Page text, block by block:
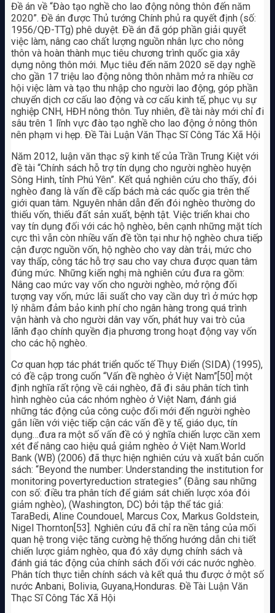
Đề án về “Đào tạo nghề cho lao động nông thôn đến năm
2020”. Đề án được Thủ tướng Chính phủ ra quyết định (số:
1956/QĐ-TTg) phê duyệt. Đề án đã góp phần giải quyết
việc làm, nâng cao chất lượng nguồn nhân lực cho nông
thôn và hoàn thành mục tiêu chương trình quốc gia xây
dựng nông thôn mới. Mục tiêu đến năm 2020 sẽ dạy nghề
cho gần 17 triệu lao động nông thôn nhằm mở ra nhiều cơ
hội việc làm và tạo thu nhập cho người lao động, góp phần
chuyển dịch cơ cấu lao động và cơ cấu kinh tế, phục vụ sự
nghiệp CNH, HĐH nông thôn. Tuy nhiên, đề tài này mới chỉ đi
sâu trên 1 lĩnh vực đào tạo nghề cho lao động ở nông thôn
nên phạm vi hẹp. Đề Tài Luận Văn Thạc Sĩ Công Tác Xã Hội
Năm 2012, luận văn thạc sỹ kinh tế của Trần Trung Kiệt với
đề tài “Chính sách hỗ trợ tín dụng cho người nghèo huyện
Sông Hinh, tỉnh Phú Yên”. Kết quả nghiên cứu cho thấy, đói
nghèo đang là vấn đề cấp bách mà các quốc gia trên thế
giới quan tâm. Nguyên nhân dẫn đến đói nghèo thường do
thiếu vốn, thiếu đất sản xuất, bệnh tật. Việc triển khai cho
vay tín dụng đối với các hộ nghèo, bên cạnh những mặt tích
cực thì vẫn còn nhiều vấn đề tồn tại như hộ nghèo chưa tiếp
cận được nguồn vốn, hộ nghèo cho vay dàn trải, mức cho
vay thấp, công tác hỗ trợ sau cho vay chưa được quan tâm
đúng mức. Những kiến nghị mà nghiên cứu đưa ra gồm:
Nâng cao mức vay vốn cho người nghèo, mở rộng đối
tượng vay vốn, mức lãi suất cho vay cần duy trì ở mức hợp
lý nhằm đảm bảo kinh phí cho ngân hàng trong quá trình
vận hành và cho người dân vay vốn, phát huy vai trò của
lãnh đạo chính quyền địa phương trong hoạt động vay vốn
cho các hộ nghèo.
Cơ quan hợp tác phát triển quốc tế Thụy Điển (SIDA) (1995),
có đề cập trong cuốn “Vấn đề nghèo ở Việt Nam”[50] một
định nghĩa rất rộng về cái nghèo, đã đi sâu phân tích tình
hình nghèo của các nhóm nghèo ở Việt Nam, đánh giá
những tác động của công cuộc đổi mới đến người nghèo
gắn liền với việc tiếp cận các vấn đề y tế, giáo dục, tín
dụng…đưa ra một số vấn đề có ý nghĩa chiến lược cần xem
xét để nâng cao hiệu quả giảm nghèo ở Việt Nam.World
Bank (WB) (2006) đã thực hiện nghiên cứu và xuất bản cuốn
sách: “Beyond the number: Understanding the institution for
monitoring povertyreduction strategies” (Đằng sau những
con số: điều tra phân tích để giám sát chiến lược xóa đói
giảm nghèo), (Washington, DC) bởi tập thể tác giả:
TaraBedi, Aline Coundouel, Marcus Cox, Markus Goldstein,
Nigel Thornton[53]. Nghiên cứu đã chỉ ra nền tảng của mối
quan hệ trong việc tăng cường hệ thống hướng dẫn chi tiết
chiến lược giảm nghèo, qua đó xây dựng chính sách và
đánh giá tác động của chính sách đối với các nước nghèo.
Phân tích thực tiễn chính sách và kết quả thu được ở một số
nước Anbani, Bolivia, Guyana,Honduras. Đề Tài Luận Văn
Thạc Sĩ Công Tác Xã Hội